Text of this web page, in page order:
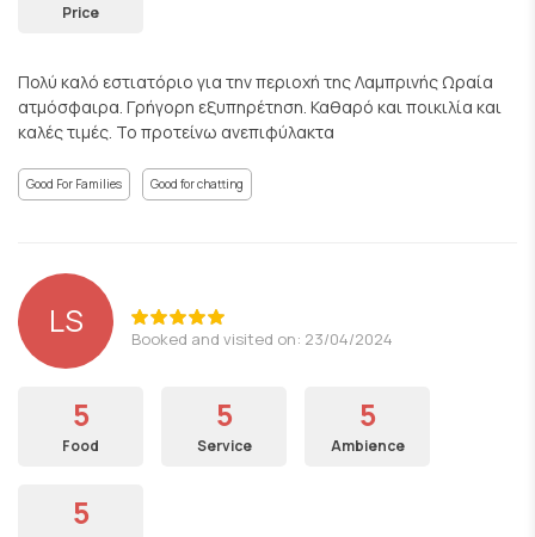
Price
Πολύ καλό εστιατόριο για την περιοχή της Λαμπρινής Ωραία
ατμόσφαιρα. Γρήγορη εξυπηρέτηση. Καθαρό και ποικιλία και
καλές τιμές. Το προτείνω ανεπιφύλακτα
Good For Families Good for chatting
LS Booked and visited on: 23/04/2024
5
Food
5
Service
5
Ambience
5